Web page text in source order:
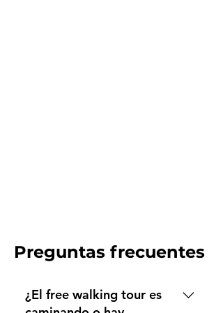
Preguntas frecuentes
¿El free walking tour es